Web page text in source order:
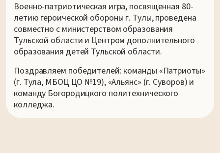
Военно-патриотическая игра, посвященная 80-
летию героической обороны г. Тулы, проведена
совместно с министерством образования
Тульской области и Центром дополнительного
образования детей Тульской области.
Поздравляем победителей: команды «Патриоты»
(г. Тула, МБОЦ ЦО №19), «Альянс» (г. Суворов) и
команду Богородицкого политехнического
колледжа.